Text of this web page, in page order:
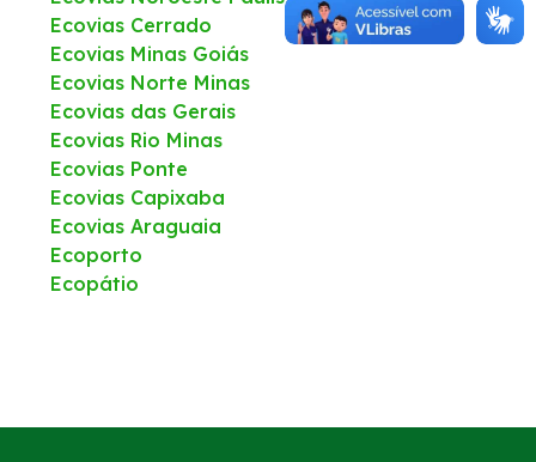
0800
Fale Conosco
Trabalhe Conosco
Canal de Transmissão
Ecovias Cerrado
Ecovias Minas Goiás
Ecovias Norte Minas
Ecovias das Gerais
Ecovias Rio Minas
Ecovias Ponte
Ecovias Capixaba
Ecovias Araguaia
Ecoporto
Ecopátio